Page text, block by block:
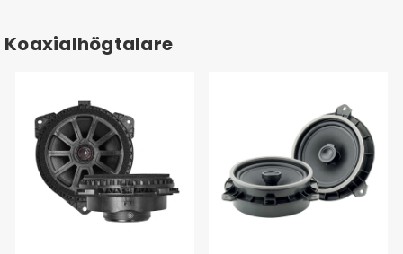
Koaxialhögtalare